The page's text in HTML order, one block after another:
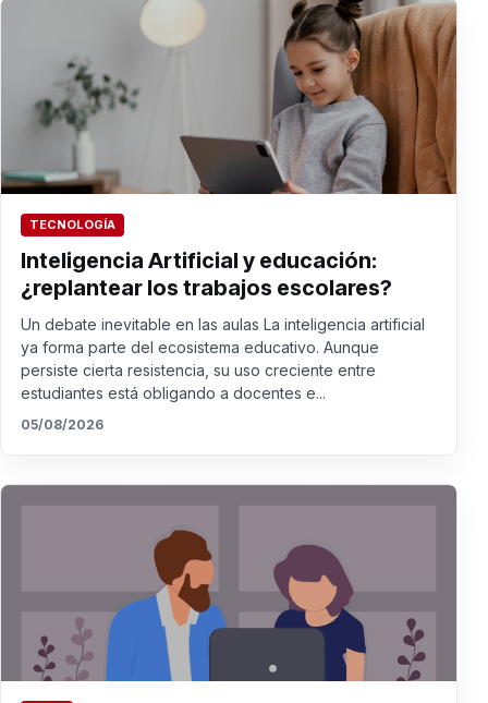
TECNOLOGÍA
Inteligencia Artificial y educación:
¿replantear los trabajos escolares?
Un debate inevitable en las aulas La inteligencia artificial
ya forma parte del ecosistema educativo. Aunque
persiste cierta resistencia, su uso creciente entre
estudiantes está obligando a docentes e...
05/08/2026